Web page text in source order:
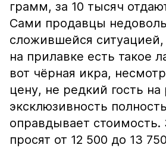
грамм, за 10 тысяч
Сами продавцы
сложившейся
на прилавке есть такое
вот чёрная икра,
цену, не редкий гость на
эксклюзивность
оправдывает стоимость.
просят от 12 500 до 13